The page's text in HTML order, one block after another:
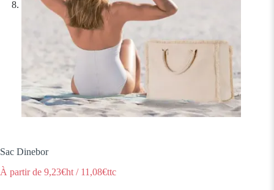
Sac Dinebor
À partir de 9,23€ht / 11,08€ttc